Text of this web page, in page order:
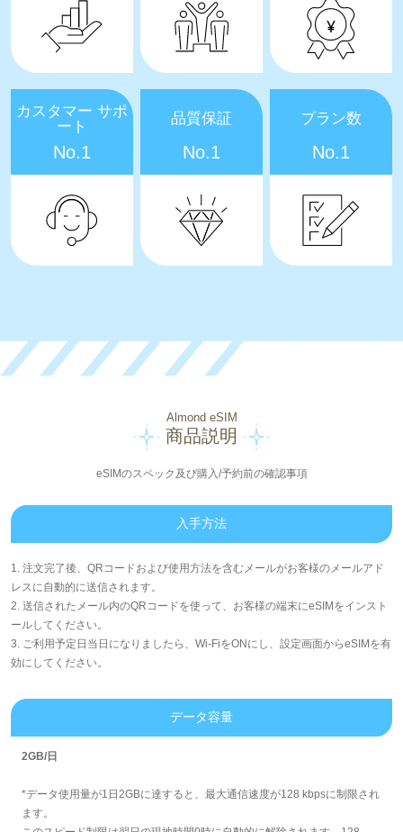
カスタマー サポ
ート
No.1
品質保証
No.1
プラン数
No.1
Almond eSIM
商品説明
eSIMのスペック及び購入/予約前の確認事項
入手方法
1. 注文完了後、QRコードおよび使用方法を含むメールがお客様のメールアド
レスに自動的に送信されます。
2. 送信されたメール内のQRコードを使って、お客様の端末にeSIMをインスト
ールしてください。
3. ご利用予定日当日になりましたら、Wi-FiをONにし、設定画面からeSIMを有
効にしてください。
データ容量
2GB/日
*データ使用量が1日2GBに達すると、最大通信速度が128 kbpsに制限され
ます。